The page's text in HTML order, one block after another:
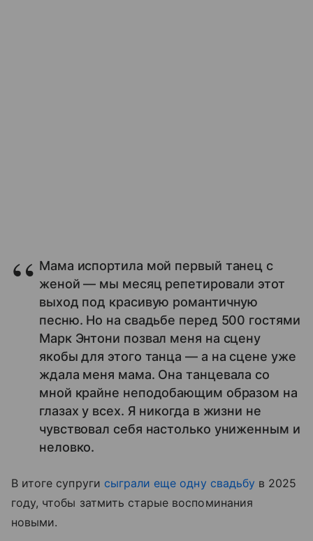
Мама испортила мой первый танец с
женой — мы месяц репетировали этот
выход под красивую романтичную
песню. Но на свадьбе перед 500 гостями
Марк Энтони позвал меня на сцену
якобы для этого танца — а на сцене уже
ждала меня мама. Она танцевала со
мной крайне неподобающим образом на
глазах у всех. Я никогда в жизни не
чувствовал себя настолько униженным и
неловко.
В итоге супруги сыграли еще одну свадьбу в 2025
году, чтобы затмить старые воспоминания
новыми.